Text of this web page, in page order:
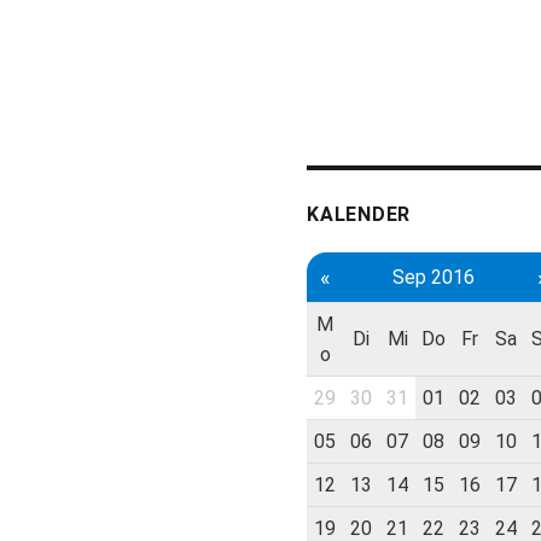
KALENDER
« Sep 2016
M
o
Di Mi Do Fr Sa
29 30 31 01 02 03
05
06 07 08 09 10
12
13 14 15 16 17
19
20 21 22 23 24